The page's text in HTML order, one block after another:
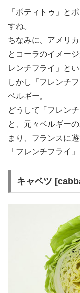
「ポティトゥ」と
すね。
ちなみに、アメリ
とコーラのイメー
レンチフライ」と
しかし「フレンチ
ベルギー。
どうして「フレン
と、元々ベルギー
まり、フランスに
「フレンチフライ
キャベツ